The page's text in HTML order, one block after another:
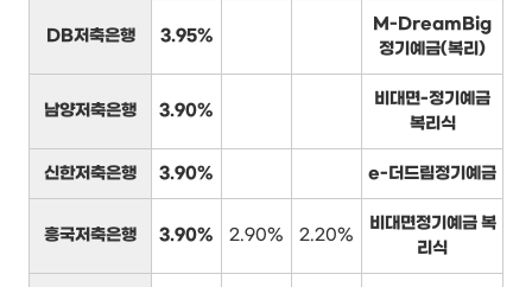
DB저축은행 3.95%
M-DreamBig
정기예금(복리)
남양저축은행 3.90%
비대면-정기예금
복리식
신한저축은행 3.90% e-더드림정기예금
흥국저축은행 3.90% 2.90% 2.20%
비대면정기예금 복
리식